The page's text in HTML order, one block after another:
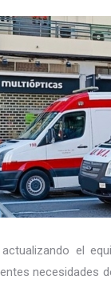
el
necesidades